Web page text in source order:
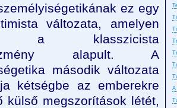
A
ez egy
változata, amelyen
a klasszicista
alapult. A
második változata
kétségbe az emberekre
külső megszorítások létét,